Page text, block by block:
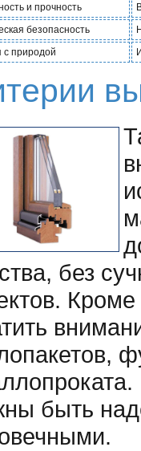
и прочность
безопасность
с природой
без
Кроме
быть